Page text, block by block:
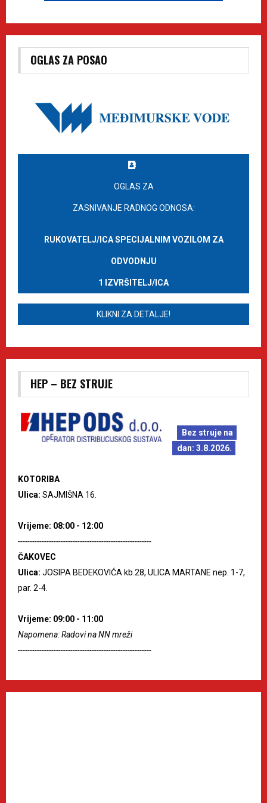
OGLAS ZA POSAO
OGLAS ZA
ZASNIVANJE RADNOG ODNOSA:
RUKOVATELJ/ICA SPECIJALNIM VOZILOM ZA
ODVODNJU
1 IZVRŠITELJ/ICA
KLIKNI ZA DETALJE!
HEP – BEZ STRUJE
Bez struje na
dan: 3.8.2026.
KOTORIBA
Ulica: SAJMIŠNA 16.
Vrijeme: 08:00 - 12:00
--------------------------------------------------------
ČAKOVEC
Ulica: JOSIPA BEDEKOVIĆA kb.28, ULICA MARTANE nep. 1-7,
par. 2-4.
Vrijeme: 09:00 - 11:00
Napomena: Radovi na NN mreži
--------------------------------------------------------